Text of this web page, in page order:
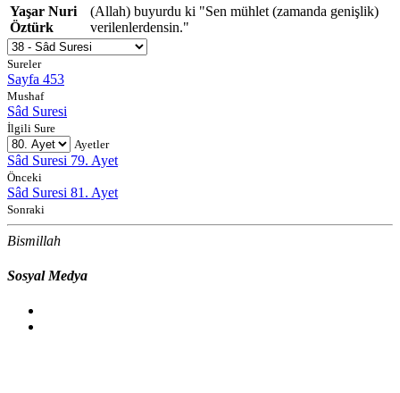
Yaşar Nuri
Öztürk
(Allah) buyurdu ki "Sen mühlet (zamanda genişlik)
verilenlerdensin."
Sureler
Sayfa 453
Mushaf
Sâd Suresi
İlgili Sure
Ayetler
Sâd Suresi 79. Ayet
Önceki
Sâd Suresi 81. Ayet
Sonraki
Bismillah
Sosyal Medya